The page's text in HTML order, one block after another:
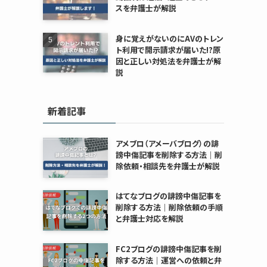
スを弁護士が解説
身に覚えがないのにAVのトレン
ト利用で開示請求が届いた!?原
因と正しい対処法を弁護士が解
説
新着記事
アメブロ（アメーバブログ）の誹
謗中傷記事を削除する方法｜削
除依頼・相談先を弁護士が解説
はてなブログの誹謗中傷記事を
削除する方法｜削除依頼の手順
と弁護士対応を解説
FC2ブログの誹謗中傷記事を削
除する方法｜運営への依頼と弁